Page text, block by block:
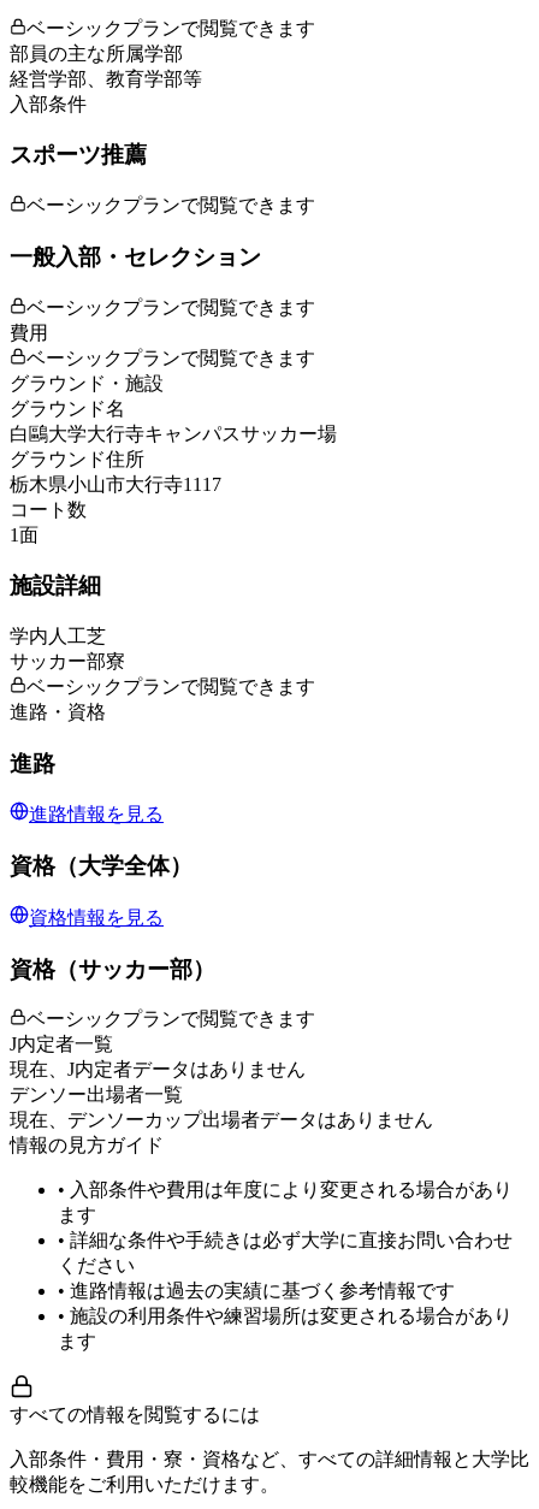
ベーシックプランで閲覧できます
部員の主な所属学部
経営学部、教育学部等
入部条件
スポーツ推薦
ベーシックプランで閲覧できます
一般入部・セレクション
ベーシックプランで閲覧できます
費用
ベーシックプランで閲覧できます
グラウンド・施設
グラウンド名
白鷗大学大行寺キャンパスサッカー場
グラウンド住所
栃木県小山市大行寺1117
コート数
1面
施設詳細
学内人工芝
サッカー部寮
ベーシックプランで閲覧できます
進路・資格
進路
進路情報を見る
資格（大学全体）
資格情報を見る
資格（サッカー部）
ベーシックプランで閲覧できます
J内定者一覧
現在、J内定者データはありません
デンソー出場者一覧
現在、デンソーカップ出場者データはありません
情報の見方ガイド
• 入部条件や費用は年度により変更される場合があり
ます
• 詳細な条件や手続きは必ず大学に直接お問い合わせ
ください
• 進路情報は過去の実績に基づく参考情報です
• 施設の利用条件や練習場所は変更される場合があり
ます
すべての情報を閲覧するには
入部条件・費用・寮・資格など、すべての詳細情報と大学比
較機能をご利用いただけます。